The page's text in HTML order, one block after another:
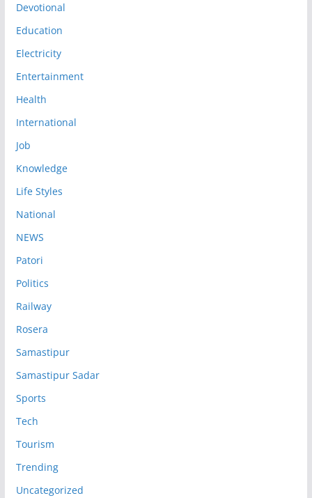
Devotional
Education
Electricity
Entertainment
Health
International
Job
Knowledge
Life Styles
National
NEWS
Patori
Politics
Railway
Rosera
Samastipur
Samastipur Sadar
Sports
Tech
Tourism
Trending
Uncategorized